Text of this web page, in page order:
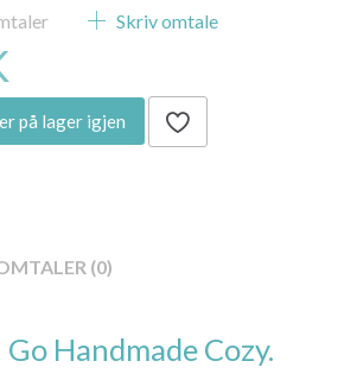
Skriv omtale
på lager igjen
(0)
Go Handmade Cozy.